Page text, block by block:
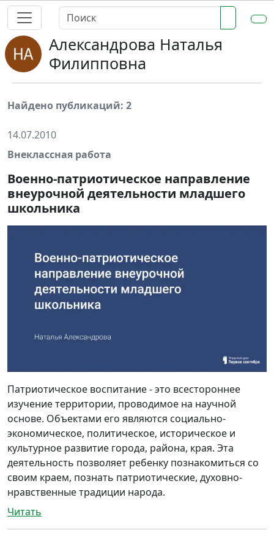
Александрова Наталья
Филипповна
Найдено публикаций: 2
14.07.2010
Внеклассная работа
Военно-патриотическое направление
внеурочной деятельности младшего
школьника
Патриотическое воспитание - это всестороннее
изучение территории, проводимое на научной
основе. Объектами его являются социально-
экономическое, политическое, историческое и
культурное развитие города, района, края. Эта
деятельность позволяет ребенку познакомиться со
своим краем, познать патриотические, духовно-
нравственные традиции народа.
Читать